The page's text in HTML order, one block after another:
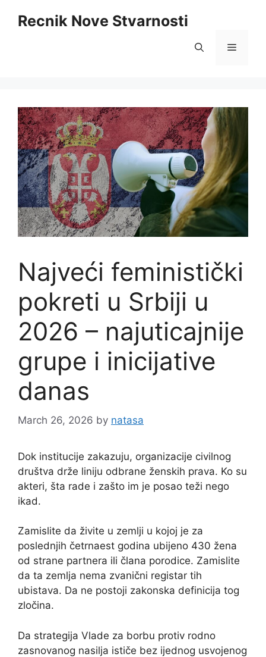
Recnik Nove Stvarnosti
Menu
Najveći feministički
pokreti u Srbiji u
2026 – najuticajnije
grupe i inicijative
danas
March 26, 2026 by natasa
Dok institucije zakazuju, organizacije civilnog
društva drže liniju odbrane ženskih prava. Ko su
akteri, šta rade i zašto im je posao teži nego
ikad.
Zamislite da živite u zemlji u kojoj je za
poslednjih četrnaest godina ubijeno 430 žena
od strane partnera ili člana porodice. Zamislite
da ta zemlja nema zvanični registar tih
ubistava. Da ne postoji zakonska definicija tog
zločina.
Da strategija Vlade za borbu protiv rodno
zasnovanog nasilja ističe bez ijednog usvojenog